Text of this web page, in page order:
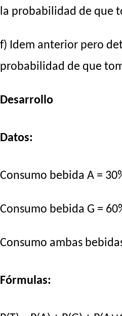
la probabilidad de que
f) Idem anterior pero
probabilidad de que
Desarrollo
Datos:
Consumo bebida A =
Consumo bebida G =
Consumo ambas
Fórmulas: